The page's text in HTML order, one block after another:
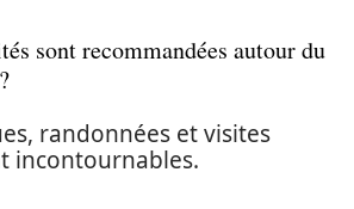
sont recommandées autour du
randonnées et visites
incontournables.